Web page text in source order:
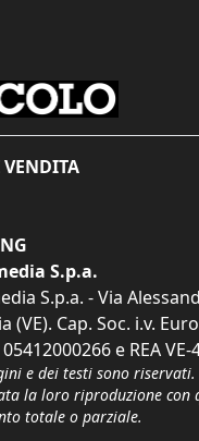
S.p.a.
S.p.a. - Via
(VE). Cap. Soc. i.v. Euro
e REA
e dei testi sono riservati.
la loro riproduzione con
totale o parziale.